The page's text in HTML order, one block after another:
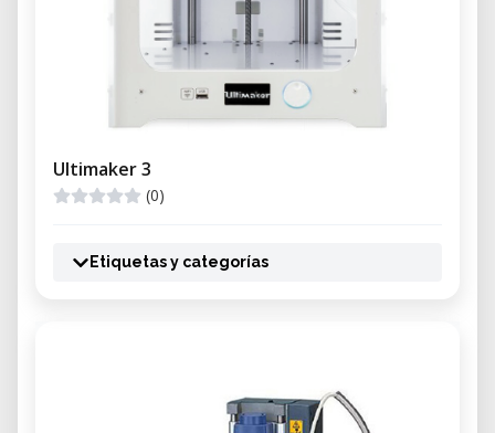
Ultimaker 3
(0)
Etiquetas y categorías